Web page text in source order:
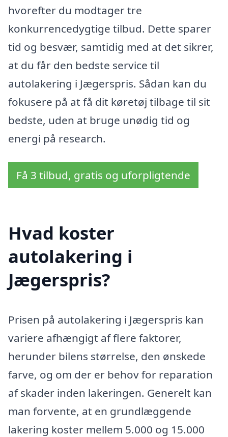
hvorefter du modtager tre
konkurrencedygtige tilbud. Dette sparer
tid og besvær, samtidig med at det sikrer,
at du får den bedste service til
autolakering i Jægerspris. Sådan kan du
fokusere på at få dit køretøj tilbage til sit
bedste, uden at bruge unødig tid og
energi på research.
Få 3 tilbud, gratis og uforpligtende
Hvad koster
autolakering i
Jægerspris?
Prisen på autolakering i Jægerspris kan
variere afhængigt af flere faktorer,
herunder bilens størrelse, den ønskede
farve, og om der er behov for reparation
af skader inden lakeringen. Generelt kan
man forvente, at en grundlæggende
lakering koster mellem 5.000 og 15.000